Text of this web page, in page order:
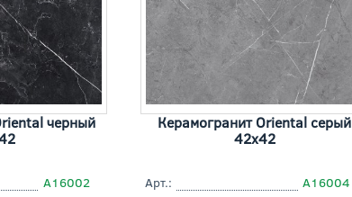
черный
A16002
Керамогранит Oriental серый
42x42
Арт.:
A16004